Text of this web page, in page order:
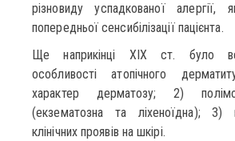
різновиду успадкованої алергії,
попередньої сенсибілізації пацієнта.
Ще наприкінці ХІХ ст. було
особливості атопічного
характер дерматозу; 2)
(екзематозна та ліхеноїдна); 3)
клінічних проявів на шкірі.